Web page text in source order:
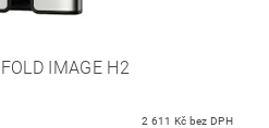
IMAGE H2
2 611 Kč bez DPH